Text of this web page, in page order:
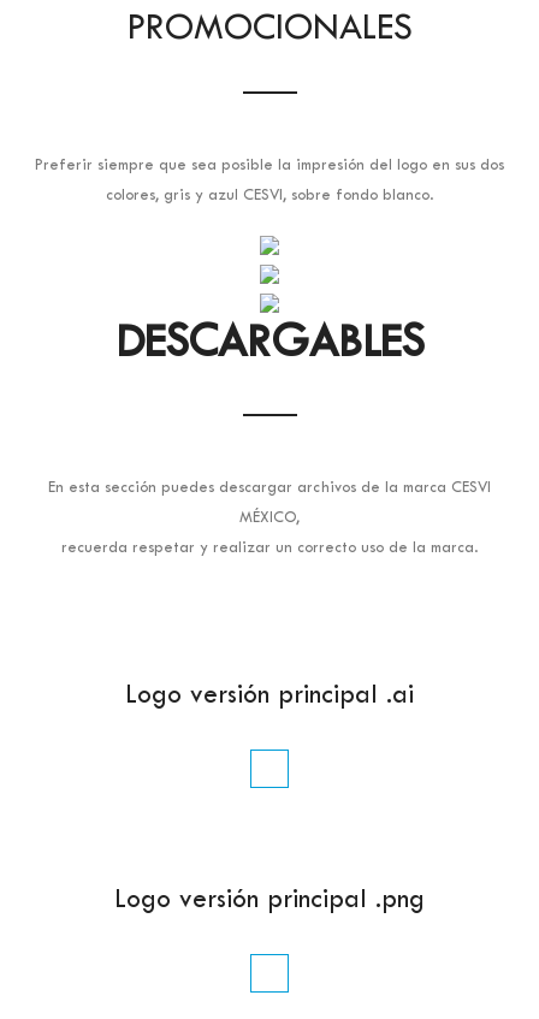
PROMOCIONALES
Preferir siempre que sea posible la impresión del logo en sus dos
colores, gris y azul CESVI, sobre fondo blanco.
DESCARGABLES
En esta sección puedes descargar archivos de la marca CESVI
MÉXICO,
recuerda respetar y realizar un correcto uso de la marca.
Logo versión principal .ai
Logo versión principal .png